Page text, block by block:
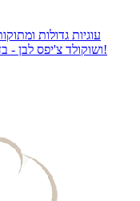
עוגיות גדולות
ושוקולד צ'יפס לבן - בדיוק העוגיות שאתם צריכים עם הקפה שלכם!